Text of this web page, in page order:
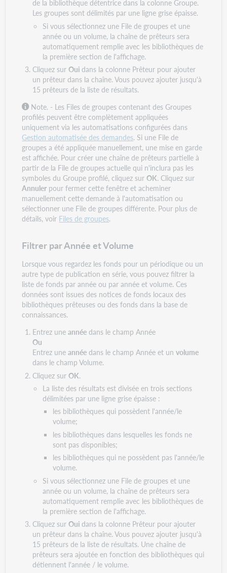
de la bibliothèque détentrice dans la colonne Groupe.
Les groupes sont délimités par une ligne grise épaisse.
Si vous sélectionnez une File de groupes et une
année ou un volume, la chaîne de prêteurs sera
automatiquement remplie avec les bibliothèques de
la première section de l'affichage.
Cliquez sur Oui dans la colonne Prêteur pour ajouter
un prêteur dans la chaîne. Vous pouvez ajouter jusqu'à
15 prêteurs de la liste de résultats.
Note. - Les Files de groupes contenant des Groupes
profilés peuvent être complètement appliquées
uniquement via les automatisations configurées dans
Gestion automatisée des demandes. Si une File de
groupes a été appliquée manuellement, une mise en garde
est affichée. Pour créer une chaîne de prêteurs partielle à
partir de la File de groupes actuelle qui n'inclura pas les
symboles du Groupe profilé, cliquez surOK. Cliquez sur
Annuler pour fermer cette fenêtre et acheminer
manuellement cette demande à l'automatisation ou
sélectionner une File de groupes différente. Pour plus de
détails, voir Files de groupes.
Filtrer par Année et Volume
Lorsque vous regardez les fonds pour un périodique ou un
autre type de publication en série, vous pouvez filtrer la
liste de fonds par année ou par année et volume. Ces
données sont issues des notices de fonds locaux des
bibliothèques prêteuses ou des fonds dans la base de
connaissances.
Entrez une annéedans le champ Année
Ou
Entrez une annéedans le champ Année et un volume
dans le champ Volume.
Cliquez sur OK.
La liste des résultats est divisée en trois sections
délimitées par une ligne grise épaisse :
les bibliothèques qui possèdent l'année/le
volume;
les bibliothèques dans lesquelles les fonds ne
sont pas disponibles;
les bibliothèques qui ne possèdent pas l'année/le
volume.
Si vous sélectionnez une File de groupes et une
année ou un volume, la chaîne de prêteurs sera
automatiquement remplie avec les bibliothèques de
la première section de l'affichage.
Cliquez sur Oui dans la colonne Prêteur pour ajouter
un prêteur dans la chaîne. Vous pouvez ajouter jusqu'à
15 prêteurs de la liste de résultats. Une chaîne de
prêteurs sera ajoutée en fonction des bibliothèques qui
détiennent l'année / le volume.